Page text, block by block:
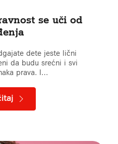
se uči od
dete jeste lični
da budu srećni i svi
prava. I…